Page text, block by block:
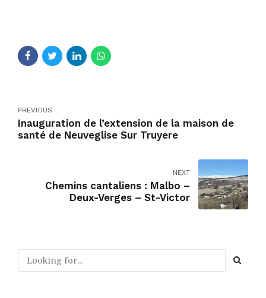
PREVIOUS
Inauguration de l’extension de la maison de
santé de Neuveglise Sur Truyere
NEXT
Chemins cantaliens : Malbo –
Deux-Verges – St-Victor